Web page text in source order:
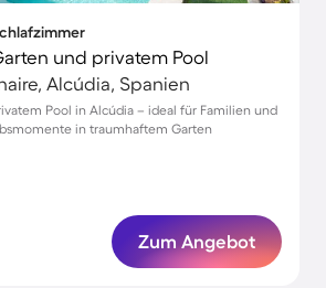
und privatem Pool
Alcúdia, Spanien
Pool in Alcúdia – ideal für Familien und
in traumhaftem Garten
Zum Angebot